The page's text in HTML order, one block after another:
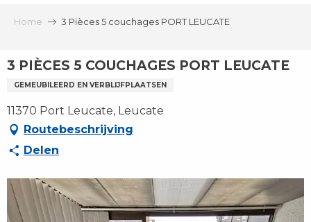
Home 3 Pièces 5 couchages PORT LEUCATE
3 PIÈCES 5 COUCHAGES PORT LEUCATE
GEMEUBILEERD EN VERBLIJFPLAATSEN
11370 Port Leucate, Leucate
Routebeschrijving
Delen